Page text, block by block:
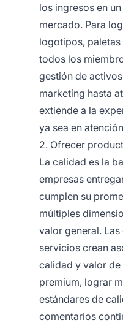
los ingresos en
mercado. Para
logotipos,
todos los
gestión de
marketing hasta
extiende a la
ya sea en
2. Ofrecer
La calidad es la
empresas
cumplen su
múltiples
valor general.
servicios crean
calidad y valor
premium, lograr
estándares de
comentarios